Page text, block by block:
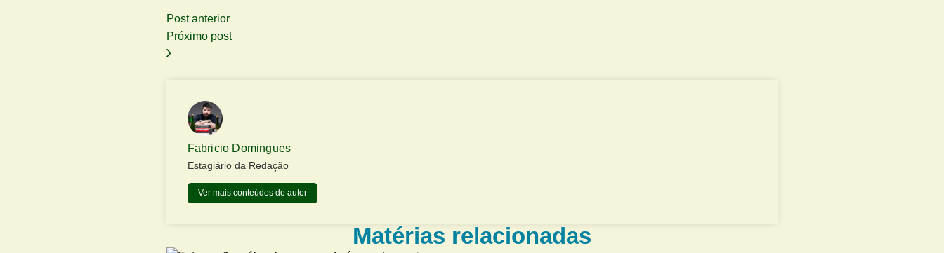
Post anterior
Próximo post
Fabricio Domingues
Estagiário da Redação
Ver mais conteúdos do autor
Matérias relacionadas